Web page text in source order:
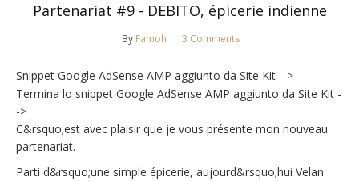
Partenariat #9 - DEBITO, épicerie indienne
By Famoh 3 Comments
Snippet Google AdSense AMP aggiunto da Site Kit -->
Termina lo snippet Google AdSense AMP aggiunto da Site Kit -
->
C&rsquo;est avec plaisir que je vous présente mon nouveau
partenariat.
Parti d&rsquo;une simple épicerie, aujourd&rsquo;hui Velan